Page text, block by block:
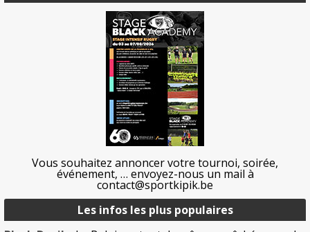
Vous souhaitez annoncer votre tournoi, soirée,
événement, … envoyez-nous un mail à
contact@sportkipik.be
Les infos les plus populaires